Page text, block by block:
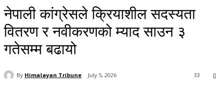
नेपाली कांग्रेसले क्रियाशील सदस्यता
वितरण र नवीकरणको म्याद साउन ३
गतेसम्म बढायो
By Himalayan Tribune July 5, 2026 0
33